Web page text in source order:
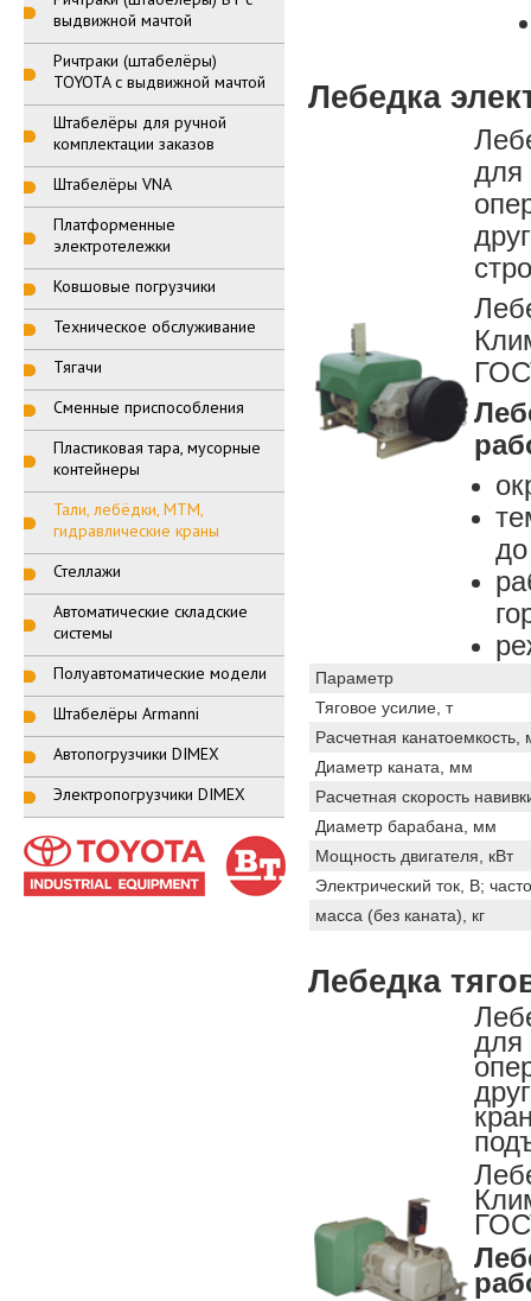
выдвижной мачтой
Ричтраки (штабелёры)
TOYOTA с выдвижной мачтой
Штабелёры для ручной
комплектации заказов
Штабелёры VNA
Платформенные
электротележки
Ковшовые погрузчики
Техническое обслуживание
Тягачи
Сменные приспособления
Пластиковая тара, мусорные
контейнеры
Тали, лебёдки, МТМ,
гидравлические краны
Стеллажи
Автоматические складские
системы
Полуавтоматические модели
Штабелёры Armanni
Автопогрузчики DIMEX
Электропогрузчики DIMEX
Лебедка
Параметр
Тяговое усилие, т
Расчетная канатоемкость,
Диаметр каната, мм
Расчетная скорость
Диаметр барабана, мм
Мощность двигателя, кВт
Электрический ток, В;
масса (без каната), кг
Лебедка